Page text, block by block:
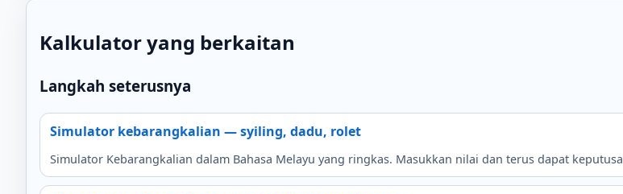
Kalkulator yang berkaitan
Langkah seterusnya
Simulator kebarangkalian — syiling, dadu, rolet
Simulator Kebarangkalian dalam Bahasa Melayu yang ringkas. Masukkan nilai dan terus dapat